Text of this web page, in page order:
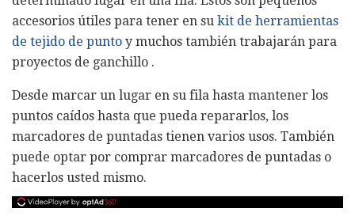
accesorios útiles para tener en su kit de herramientas
de tejido de punto y muchos también trabajarán para
proyectos de ganchillo .
Desde marcar un lugar en su fila hasta mantener los
puntos caídos hasta que pueda repararlos, los
marcadores de puntadas tienen varios usos. También
puede optar por comprar marcadores de puntadas o
hacerlos usted mismo.